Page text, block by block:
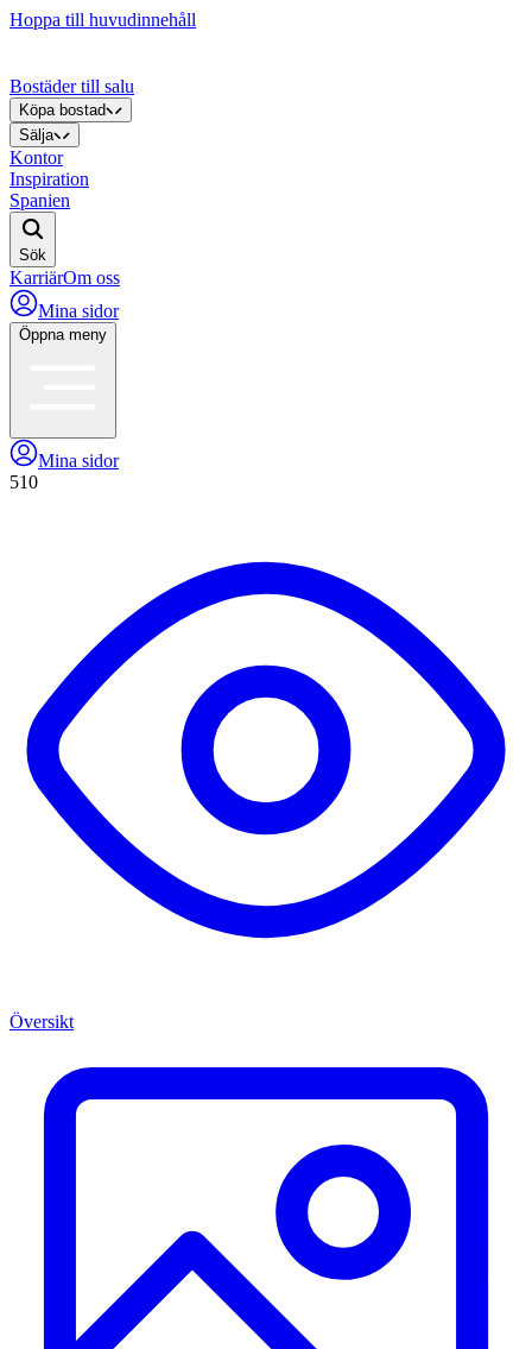
Hoppa till huvudinnehåll
Bostäder till salu
Köpa bostad
Sälja
Kontor
Inspiration
Spanien
Sök
KarriärOm oss
Mina sidor
Öppna meny
Mina sidor
510
Översikt